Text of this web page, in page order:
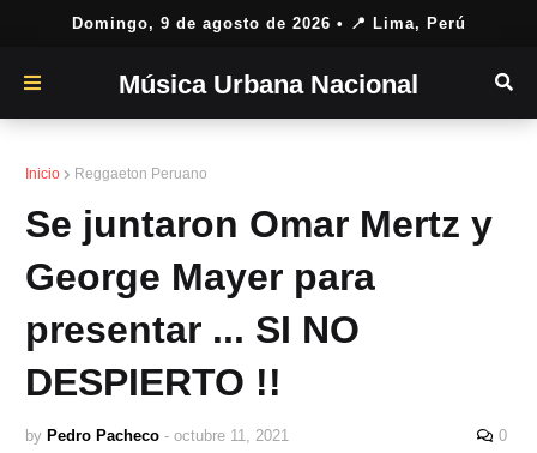
Domingo, 9 de agosto de 2026 • 📍 Lima, Perú
Música Urbana Nacional
Inicio Reggaeton Peruano
Se juntaron Omar Mertz y
George Mayer para
presentar ... SI NO
DESPIERTO !!
by Pedro Pacheco - octubre 11, 2021 0